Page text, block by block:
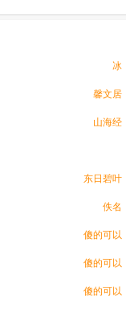
冰
馨文居
山海经
东日碧叶
佚名
傻的可以
傻的可以
傻的可以